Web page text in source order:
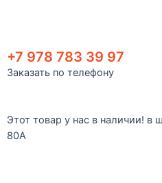
+7 978 783 39 97
Заказать по телефону
Этот товар у нас в наличии! в
80А